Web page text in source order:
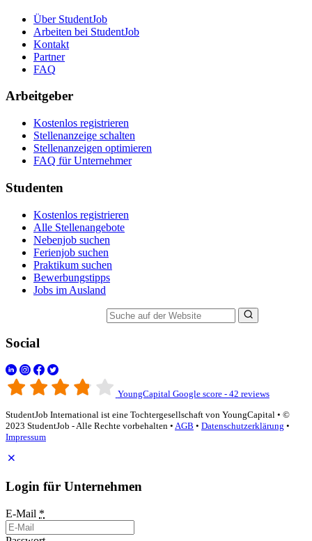
Über StudentJob
Arbeiten bei StudentJob
Kontakt
Partner
FAQ
Arbeitgeber
Kostenlos registrieren
Stellenanzeige schalten
Stellenanzeigen optimieren
FAQ für Unternehmer
Studenten
Kostenlos registrieren
Alle Stellenangebote
Nebenjob suchen
Ferienjob suchen
Praktikum suchen
Bewerbungstipps
Jobs im Ausland
Social
YoungCapital Google score - 42 reviews
StudentJob International ist eine Tochtergesellschaft von YoungCapital • ©
2023 StudentJob - Alle Rechte vorbehalten • AGB • Datenschutzerklärung •
Impressum
Login für Unternehmen
E-Mail *